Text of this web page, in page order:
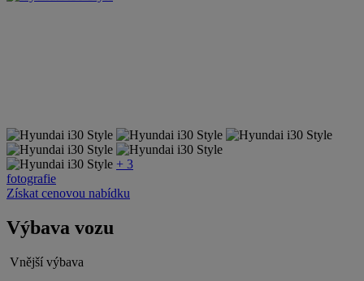
+ 3
fotografie
Získat cenovou nabídku
Výbava vozu
Vnější výbava